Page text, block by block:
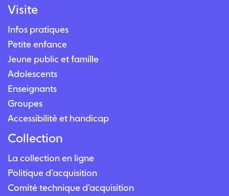
Visite
Infos pratiques
Petite enfance
Jeune public et famille
Adolescents
Enseignants
Groupes
Accessibilité et handicap
Collection
La collection en ligne
Politique d’acquisition
Comité technique d’acquisition